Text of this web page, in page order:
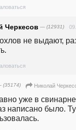
Черкесов — (12931)
не выдают,
(35174) Николай
уже в
написано было.